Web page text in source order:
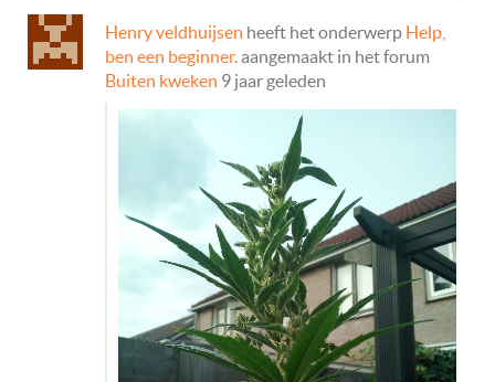
Henry veldhuijsen heeft het onderwerp Help,
ben een beginner. aangemaakt in het forum
Buiten kweken 9 jaar geleden